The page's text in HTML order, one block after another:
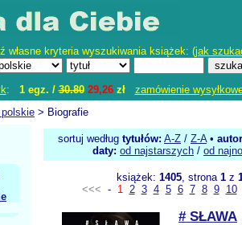
własne kryteria wyszukiwania książek: (jak
: 1 egz. /30.80 29,26zł
zamówienie
> Biografie
sortuj według tytułów: A-Z / Z-A•
daty: od najstarszych / od
książek: 1405, strona 1z
<<< - 1 2 3 4 5 6 7 8 9 10
# SŁAWA